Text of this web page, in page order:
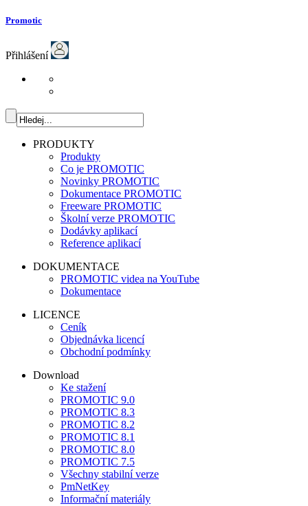
Promotic
Přihlášení
PRODUKTY
Produkty
Co je PROMOTIC
Novinky PROMOTIC
Dokumentace PROMOTIC
Freeware PROMOTIC
Školní verze PROMOTIC
Dodávky aplikací
Reference aplikací
DOKUMENTACE
PROMOTIC videa na YouTube
Dokumentace
LICENCE
Ceník
Objednávka licencí
Obchodní podmínky
Download
Ke stažení
PROMOTIC 9.0
PROMOTIC 8.3
PROMOTIC 8.2
PROMOTIC 8.1
PROMOTIC 8.0
PROMOTIC 7.5
Všechny stabilní verze
PmNetKey
Informační materiály